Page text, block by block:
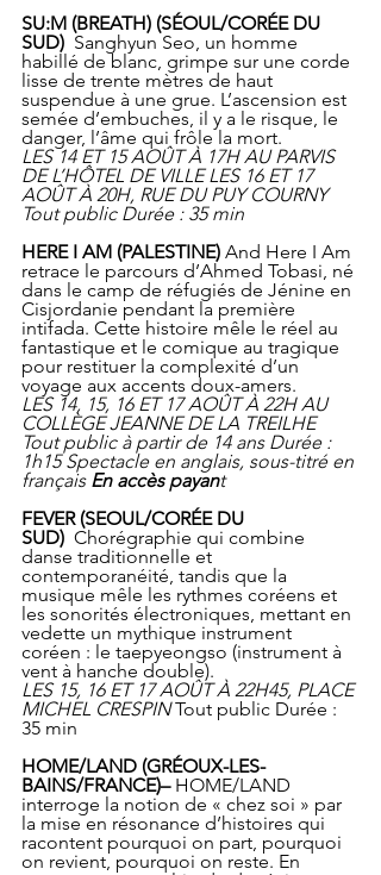
SU:M (BREATH) (SÉOUL/CORÉE DU
SUD) Sanghyun Seo, un homme
habillé de blanc, grimpe sur une corde
lisse de trente mètres de haut
suspendue à une grue. L’ascension est
semée d’embuches, il y a le risque, le
danger, l’âme qui frôle la mort.
LES 14 ET 15 AOÛT À 17H AU PARVIS
DE L’HÔTEL DE VILLE LES 16 ET 17
AOÛT À 20H, RUE DU PUY COURNY
Tout public Durée : 35 min
HERE I AM (PALESTINE) And Here I Am
retrace le parcours d’Ahmed Tobasi, né
dans le camp de réfugiés de Jénine en
Cisjordanie pendant la première
intifada. Cette histoire mêle le réel au
fantastique et le comique au tragique
pour restituer la complexité d’un
voyage aux accents doux-amers.
LES 14, 15, 16 ET 17 AOÛT À 22H AU
COLLÈGE JEANNE DE LA TREILHE
Tout public à partir de 14 ans Durée :
1h15 Spectacle en anglais, sous-titré en
français En accès payant
FEVER (SEOUL/CORÉE DU
SUD) Chorégraphie qui combine
danse traditionnelle et
contemporanéité, tandis que la
musique mêle les rythmes coréens et
les sonorités électroniques, mettant en
vedette un mythique instrument
coréen : le taepyeongso (instrument à
vent à hanche double).
LES 15, 16 ET 17 AOÛT À 22H45, PLACE
MICHEL CRESPIN Tout public Durée :
35 min
HOME/LAND (GRÉOUX-LES-
BAINS/FRANCE)– HOME/LAND
interroge la notion de « chez soi » par
la mise en résonance d’histoires qui
racontent pourquoi on part, pourquoi
on revient, pourquoi on reste. En